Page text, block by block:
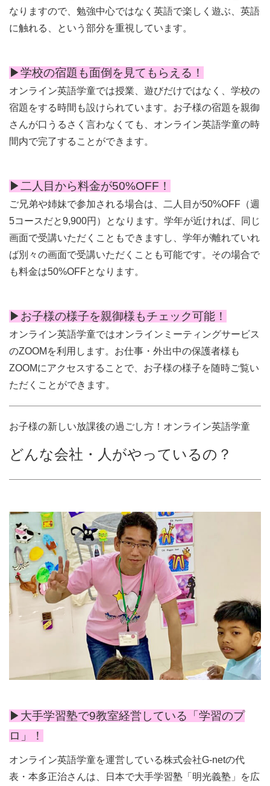
なりますので、勉強中心ではなく英語で楽しく遊ぶ、英語
に触れる、という部分を重視しています。
▶︎学校の宿題も面倒を見てもらえる！
オンライン英語学童では授業、遊びだけではなく、学校の
宿題をする時間も設けられています。お子様の宿題を親御
さんが口うるさく言わなくても、オンライン英語学童の時
間内で完了することができます。
▶︎二人目から料金が50%OFF！
ご兄弟や姉妹で参加される場合は、二人目が50%OFF（週
5コースだと9,900円）となります。学年が近ければ、同じ
画面で受講いただくこともできますし、学年が離れていれ
ば別々の画面で受講いただくことも可能です。その場合で
も料金は50%OFFとなります。
▶︎お子様の様子を親御様もチェック可能！
オンライン英語学童ではオンラインミーティングサービス
のZOOMを利用します。お仕事・外出中の保護者様も
ZOOMにアクセスすることで、お子様の様子を随時ご覧い
ただくことができます。
お子様の新しい放課後の過ごし方！オンライン英語学童
どんな会社・人がやっているの？
▶︎大手学習塾で9教室経営している「学習のプ
ロ」！
オンライン英語学童を運営している株式会社G-netの代
表・本多正治さんは、日本で大手学習塾「明光義塾」を広